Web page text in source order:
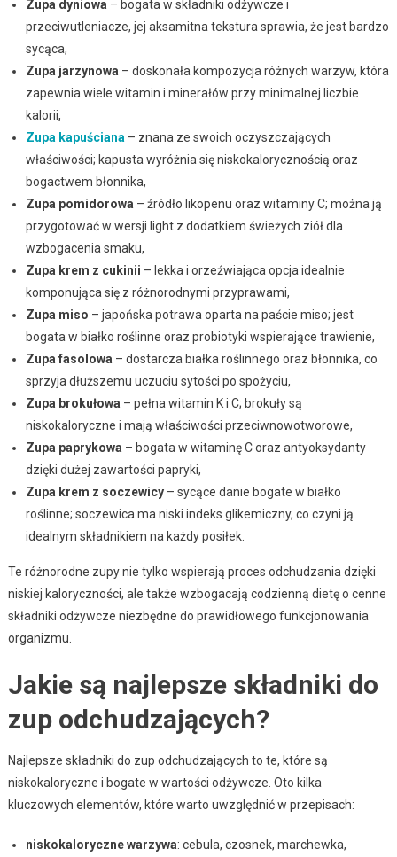
Zupa dyniowa – bogata w składniki odżywcze i
przeciwutleniacze, jej aksamitna tekstura sprawia, że jest bardzo
sycąca,
Zupa jarzynowa – doskonała kompozycja różnych warzyw, która
zapewnia wiele witamin i minerałów przy minimalnej liczbie
kalorii,
Zupa kapuściana – znana ze swoich oczyszczających
właściwości; kapusta wyróżnia się niskokalorycznością oraz
bogactwem błonnika,
Zupa pomidorowa – źródło likopenu oraz witaminy C; można ją
przygotować w wersji light z dodatkiem świeżych ziół dla
wzbogacenia smaku,
Zupa krem z cukinii – lekka i orzeźwiająca opcja idealnie
komponująca się z różnorodnymi przyprawami,
Zupa miso – japońska potrawa oparta na paście miso; jest
bogata w białko roślinne oraz probiotyki wspierające trawienie,
Zupa fasolowa – dostarcza białka roślinnego oraz błonnika, co
sprzyja dłuższemu uczuciu sytości po spożyciu,
Zupa brokułowa – pełna witamin K i C; brokuły są
niskokaloryczne i mają właściwości przeciwnowotworowe,
Zupa paprykowa – bogata w witaminę C oraz antyoksydanty
dzięki dużej zawartości papryki,
Zupa krem z soczewicy– sycące danie bogate w białko
roślinne; soczewica ma niski indeks glikemiczny, co czyni ją
idealnym składnikiem na każdy posiłek.
Te różnorodne zupy nie tylko wspierają proces odchudzania dzięki
niskiej kaloryczności, ale także wzbogacają codzienną dietę o cenne
składniki odżywcze niezbędne do prawidłowego funkcjonowania
organizmu.
Jakie są najlepsze składniki do
zup odchudzających?
Najlepsze składniki do zup odchudzających to te, które są
niskokaloryczne i bogate w wartości odżywcze. Oto kilka
kluczowych elementów, które warto uwzględnić w przepisach:
niskokaloryczne warzywa: cebula, czosnek, marchewka,